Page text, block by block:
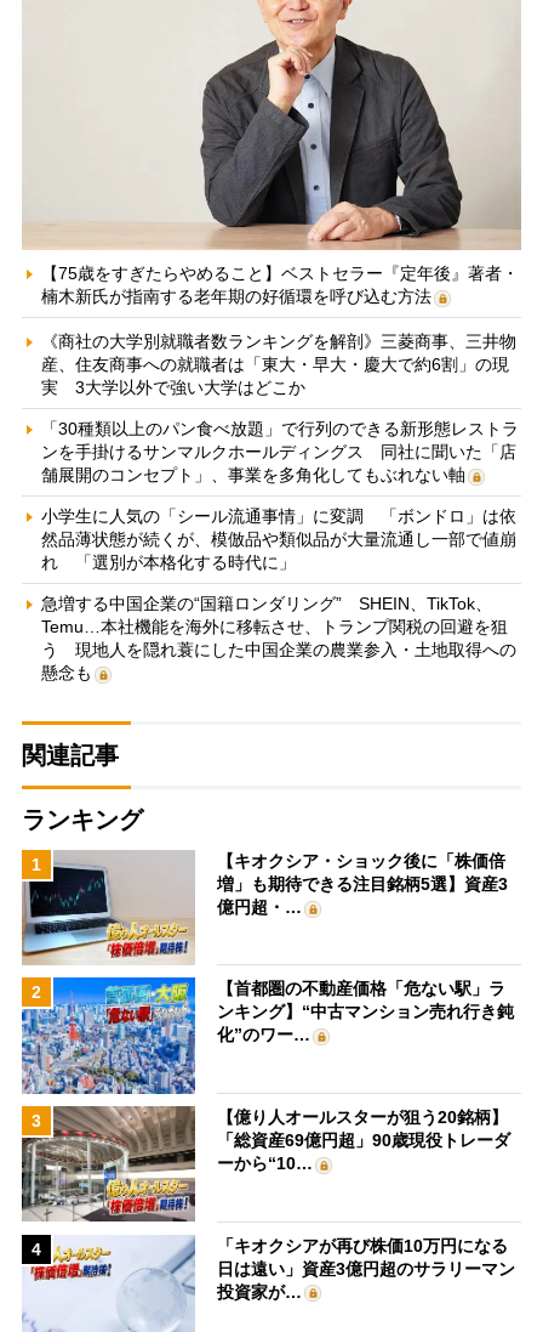
【75歳をすぎたらやめること】ベストセラー『定年後』著者・
楠木新氏が指南する老年期の好循環を呼び込む方法
《商社の大学別就職者数ランキングを解剖》三菱商事、三井物
産、住友商事への就職者は「東大・早大・慶大で約6割」の現
実 3大学以外で強い大学はどこか
「30種類以上のパン食べ放題」で行列のできる新形態レストラ
ンを手掛けるサンマルクホールディングス 同社に聞いた「店
舗展開のコンセプト」、事業を多角化してもぶれない軸
小学生に人気の「シール流通事情」に変調 「ボンドロ」は依
然品薄状態が続くが、模倣品や類似品が大量流通し一部で値崩
れ 「選別が本格化する時代に」
急増する中国企業の“国籍ロンダリング” SHEIN、TikTok、
Temu…本社機能を海外に移転させ、トランプ関税の回避を狙
う 現地人を隠れ蓑にした中国企業の農業参入・土地取得への
懸念も
関連記事
ランキング
1
【キオクシア・ショック後に「株価倍
増」も期待できる注目銘柄5選】資産3
億円超・…
2
【首都圏の不動産価格「危ない駅」ラ
ンキング】“中古マンション売れ行き鈍
化”のワー…
3
【億り人オールスターが狙う20銘柄】
「総資産69億円超」90歳現役トレーダ
ーから“10…
4
「キオクシアが再び株価10万円になる
日は遠い」資産3億円超のサラリーマン
投資家が…